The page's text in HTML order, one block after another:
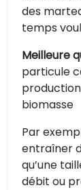
des
temps
Meilleure
particule
biomasse
Par
entraîner
qu’une
débit ou